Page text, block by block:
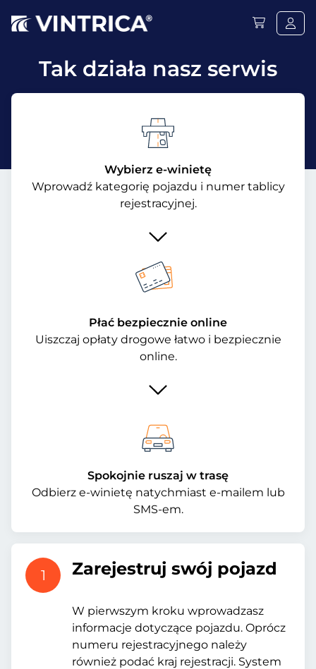
Tak działa nasz serwis
Wybierz e-winietę
Wprowadź kategorię pojazdu i numer tablicy
rejestracyjnej.
Płać bezpiecznie online
Uiszczaj opłaty drogowe łatwo i bezpiecznie
online.
Spokojnie ruszaj w trasę
Odbierz e-winietę natychmiast e-mailem lub
SMS-em.
1 Zarejestruj swój pojazd
W pierwszym kroku wprowadzasz
informacje dotyczące pojazdu. Oprócz
numeru rejestracyjnego należy
również podać kraj rejestracji. System